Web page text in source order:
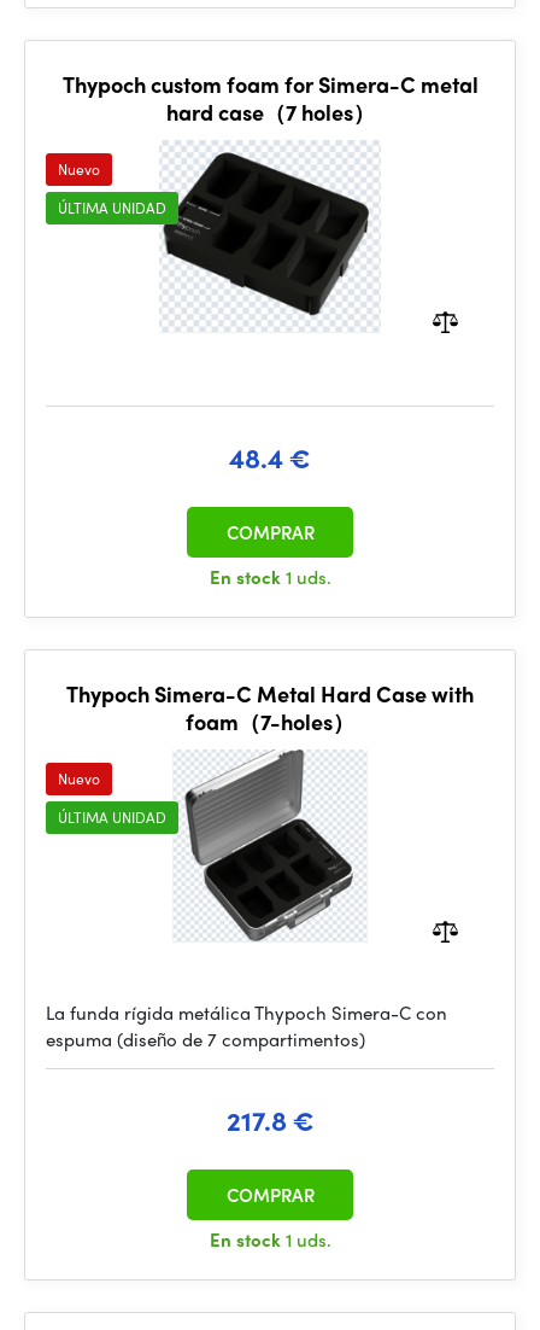
Thypoch custom foam for Simera-C metal
hard case（7 holes）
Nuevo
ÚLTIMA UNIDAD
48.4 €
En stock1 uds.
COMPRAR
Thypoch Simera-C Metal Hard Case with
foam（7-holes）
Nuevo
ÚLTIMA UNIDAD
La funda rígida metálica Thypoch Simera-C con
espuma (diseño de 7 compartimentos)
217.8 €
En stock1 uds.
COMPRAR